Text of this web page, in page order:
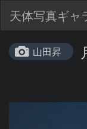
天体写真ギャ
山田昇